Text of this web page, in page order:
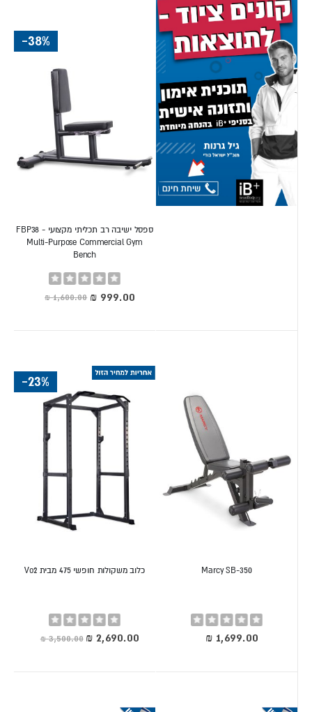
-38%
ספסל ישיבה רב תכליתי מקצועי FBP38 -
Multi-Purpose Commercial Gym
Bench
Rating:
0%מחיר
מיוחד
Marcy SB-350
Rating:
0%
-23%
כלוב משקולות חופשי 475 מבית Vo2
Rating:
0%
‏3,500.00 ₪ מחיר
מיוחד